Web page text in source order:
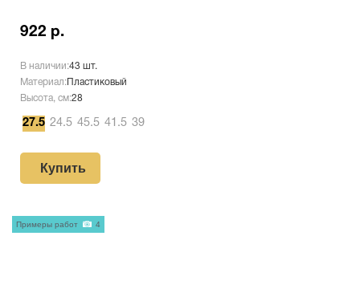
922 р.
В наличии:43 шт.
Материал: Пластиковый
Высота, см:28
27.5 24.5 45.5 41.5 39
Купить
Примеры работ 4